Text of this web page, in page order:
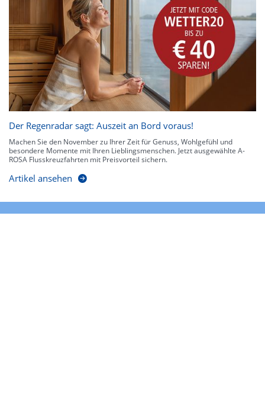
Der Regenradar sagt: Auszeit an Bord voraus!
Machen Sie den November zu Ihrer Zeit für Genuss, Wohlgefühl und
besondere Momente mit Ihren Lieblingsmenschen. Jetzt ausgewählte A-
ROSA Flusskreuzfahrten mit Preisvorteil sichern.
Artikel ansehen